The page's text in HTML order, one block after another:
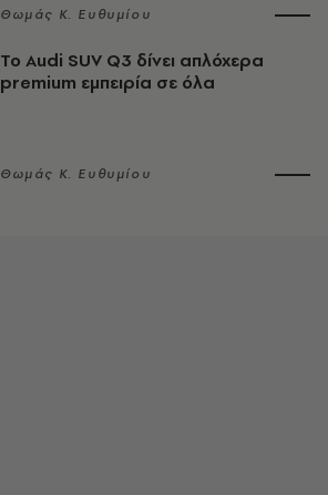
Θωμάς K. Ευθυμίου
To Audi SUV Q3 δίνει απλόχερα
premium εμπειρία σε όλα
Θωμάς K. Ευθυμίου